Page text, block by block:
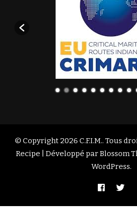
© Copyright 2026 C.F.I.M.. Tous
Recipe | Développé parBlossom
WordPress.